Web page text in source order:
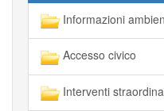
Informazioni
Accesso civico
Interventi